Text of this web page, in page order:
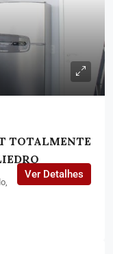
TOTALMENTE
Ver Detalhes